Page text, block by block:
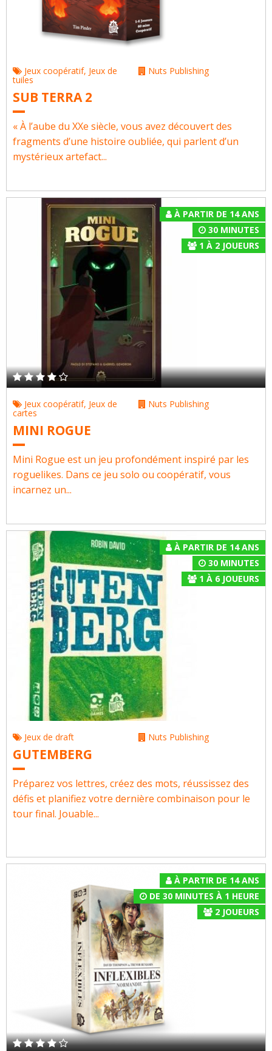
Jeux coopératif, Jeux de
tuiles
Nuts Publishing
SUB TERRA 2
« À l’aube du XXe siècle, vous avez découvert des
fragments d’une histoire oubliée, qui parlent d’un
mystérieux artefact...
À PARTIR DE 14 ANS
30 MINUTES
1 À 2JOUEURS
Jeux coopératif, Jeux de
cartes
Nuts Publishing
MINI ROGUE
Mini Rogue est un jeu profondément inspiré par les
roguelikes. Dans ce jeu solo ou coopératif, vous
incarnez un...
À PARTIR DE 14 ANS
30 MINUTES
1 À 6JOUEURS
Jeux de draft Nuts Publishing
GUTEMBERG
Préparez vos lettres, créez des mots, réussissez des
défis et planifiez votre dernière combinaison pour le
tour final. Jouable...
À PARTIR DE 14 ANS
DE 30 MINUTES À 1 HEURE
2JOUEURS